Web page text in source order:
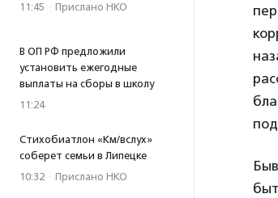
11:45 · Прислано НКО
В ОП РФ предложили
установить ежегодные
выплаты на сборы в школу
11:24
Стихобиатлон «Км/вслух»
соберет семьи в Липецке
10:32 · Прислано НКО